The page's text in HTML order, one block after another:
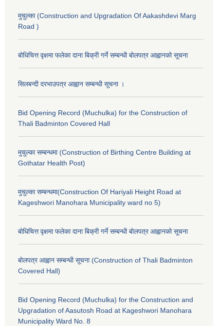
मुचुल्का (Construction and Upgradation Of Aakashdevi Marg
Road )
बोधिचित्त वृक्षमा फलेका दाना बिक्री गर्ने सम्बन्धी बोलपत्र आह्वानको सूचना
सिलबन्दी दरभाउपत्र आह्वान सम्बन्धी सूचना ।
Bid Opening Record (Muchulka) for the Construction of
Thali Badminton Covered Hall
मुचुल्का सम्बन्धमा (Construction of Birthing Centre Building at
Gothatar Health Post)
मुचुल्का सम्बन्धमा(Construction Of Hariyali Height Road at
Kageshwori Manohara Municipality ward no 5)
बोधिचित्त वृक्षमा फलेका दाना बिक्री गर्ने सम्बन्धी बोलपत्र आह्वानको सूचना
बोलपत्र आह्वान सम्बन्धी सूचना (Construction of Thali Badminton
Covered Hall)
Bid Opening Record (Muchulka) for the Construction and
Upgradation of Aasutosh Road at Kageshwori Manohara
Municipality Ward No. 8